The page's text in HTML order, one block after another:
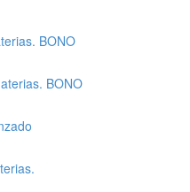
BONO
BONO